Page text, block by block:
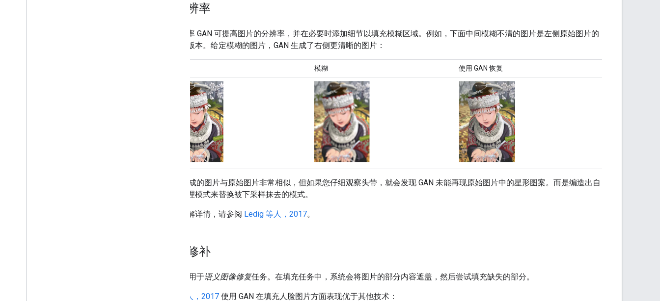
超分辨率
超分辨率 GAN 可提高图片的分辨率，并在必要时添加细节以填充模糊区域。例如，下面中间模糊不清的图片是左侧原始图片的
下采样版本。给定模糊的图片，GAN 生成了右侧更清晰的图片：
模糊 使用 GAN 恢复
GAN 生成的图片与原始图片非常相似，但如果您仔细观察头带，就会发现 GAN 未能再现原始图片中的星形图案。而是编造出自
己的合理模式来替换被下采样抹去的模式。
如需了解详情，请参阅 Ledig 等人，2017。
人脸修补
GAN 已用于语义图像修复任务。在填充任务中，系统会将图片的部分内容遮盖，然后尝试填充缺失的部分。
Yeh 等人，2017 使用 GAN 在填充人脸图片方面表现优于其他技术：